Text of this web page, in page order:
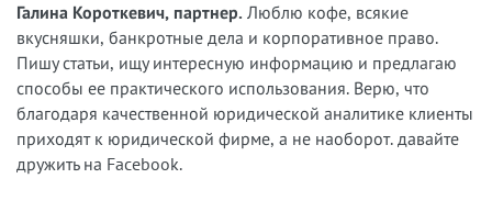
Галина Короткевич, партнер. Люблю кофе, всякие
вкусняшки, банкротные дела и корпоративное право.
Пишу статьи, ищу интересную информацию и предлагаю
способы ее практического использования. Верю, что
благодаря качественной юридической аналитике клиенты
приходят к юридической фирме, а не наоборот. давайте
дружить на Facebook.